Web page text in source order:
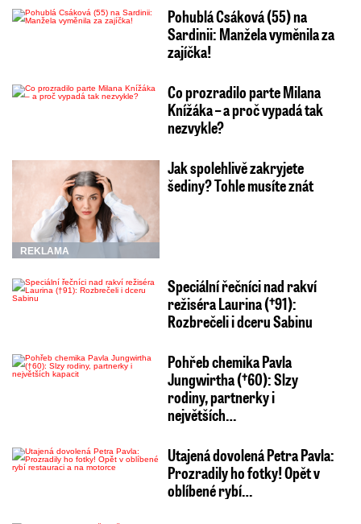
Pohublá Csáková (55) na
Sardinii: Manžela vyměnila za
zajíčka!
Co prozradilo parte Milana
Knížáka – a proč vypadá tak
nezvykle?
REKLAMA
Jak spolehlivě zakryjete
šediny? Tohle musíte znát
Speciální řečníci nad rakví
režiséra Laurina (†91):
Rozbrečeli i dceru Sabinu
Pohřeb chemika Pavla
Jungwirtha (†60): Slzy
rodiny, partnerky i
největších…
Utajená dovolená Petra Pavla:
Prozradily ho fotky! Opět v
oblíbené rybí…